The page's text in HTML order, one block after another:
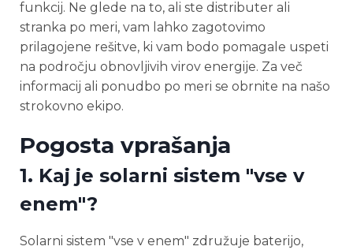
funkcij. Ne glede na to, ali ste distributer ali
stranka po meri, vam lahko zagotovimo
prilagojene rešitve, ki vam bodo pomagale uspeti
na področju obnovljivih virov energije. Za več
informacij ali ponudbo po meri se obrnite na našo
strokovno ekipo.
Pogosta vprašanja
1. Kaj je solarni sistem "vse v
enem"?
Solarni sistem "vse v enem" združuje baterijo,